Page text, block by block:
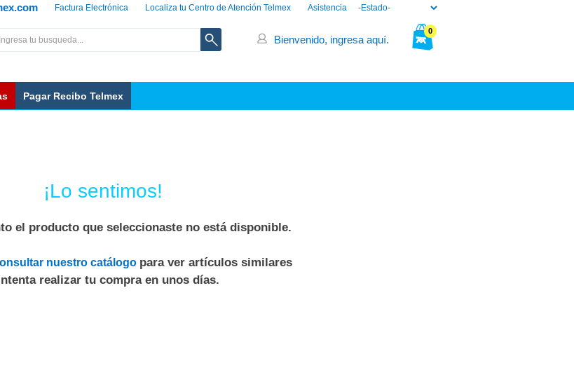
Asistencia
Localiza tu Centro de Atención Telmex
Factura Electrónica
0
Bienvenido, ingresa aquí.
Pagar Recibo Telmex
¡Lo sentimos!
el producto que seleccionaste no está disponible.
nuestro catálogo para ver artículos similares
realizar tu compra en unos días.